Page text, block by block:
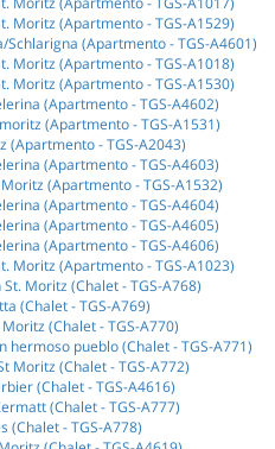
Moritz (Apartmento - TGS-A1529)
(Apartmento - TGS-A4601)
Moritz (Apartmento - TGS-A1018)
Moritz (Apartmento - TGS-A1530)
(Apartmento - TGS-A4602)
(Apartmento - TGS-A1531)
(Apartmento - TGS-A2043)
(Apartmento - TGS-A4603)
(Apartmento - TGS-A1532)
(Apartmento - TGS-A4604)
(Apartmento - TGS-A4605)
(Apartmento - TGS-A4606)
Moritz (Apartmento - TGS-A1023)
Moritz (Chalet - TGS-A768)
(Chalet - TGS-A769)
(Chalet - TGS-A770)
pueblo (Chalet - TGS-A771)
Moritz (Chalet - TGS-A772)
(Chalet - TGS-A4616)
(Chalet - TGS-A777)
(Chalet - TGS-A778)